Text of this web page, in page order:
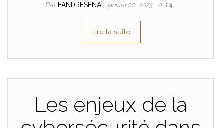
Par FANDRESENA janvier 20, 2023 0
Lire la suite
Les enjeux de la